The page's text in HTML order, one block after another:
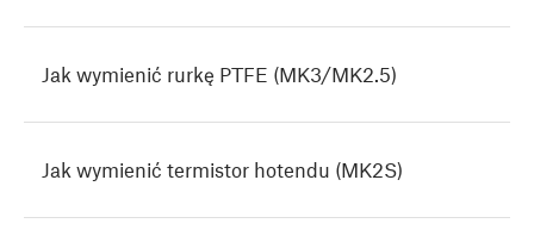
Jak wymienić rurkę PTFE (MK3/MK2.5)
Jak wymienić termistor hotendu (MK2S)